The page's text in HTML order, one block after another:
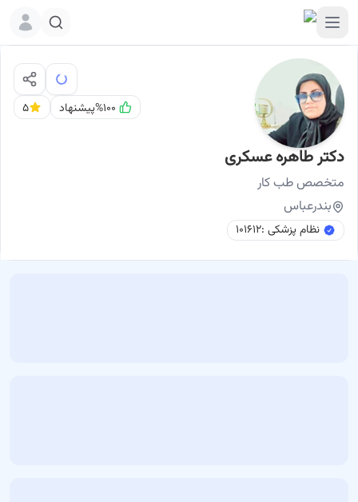
%۱۰۰پیشنهاد ۵
نوبت اینترنتیدکتر طاهره عسکری متخصص طب کار بندرعباسدکتر طاهره عسکری
متخصصطب کار
بندرعباس
نظام پزشکی :۱۰۱۶۱۲